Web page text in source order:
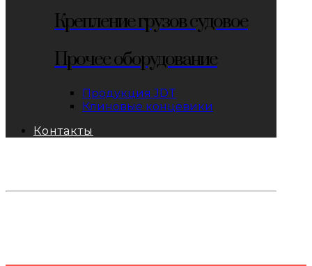
Крепление грузов судовое
Прочее оборудование
Продукция JDT
Клиновые концевики
Контакты